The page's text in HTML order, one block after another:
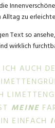
zu
Text so
wirklich
AUCH
MEINE
EINFACH